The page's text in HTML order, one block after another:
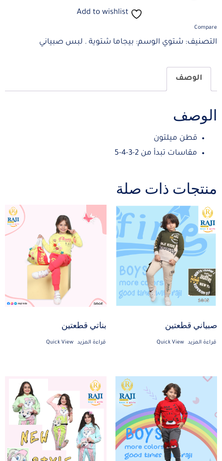
Add to wishlist
Compare
التصنيف: شتوي الوسم: بيجاما شتوية . لبس صبياني
الوصف
الوصف
قطن ميلتون
مقاسات تبدأ من 2-3-4-5
منتجات ذات صلة
صبياني قطعتين
قراءة المزيد Quick View
بناتي قطعتين
قراءة المزيد Quick View